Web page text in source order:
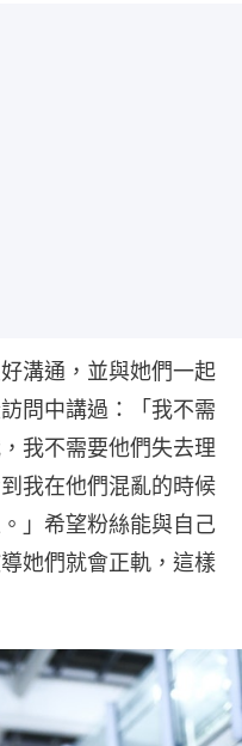
溝通，並與她們一起
問中講過：「我不需
我不需要他們失去理
我在他們混亂的時候
」希望粉絲能與自己
她們就會正軌，這樣